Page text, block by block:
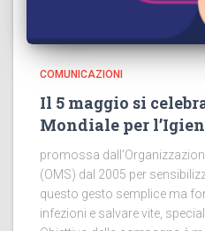
COMUNICAZIONI
Il 5 maggio si
Mondiale per
promossa
(OMS) dal 2005 per
questo gesto semplice ma
infezioni e salvare vite,